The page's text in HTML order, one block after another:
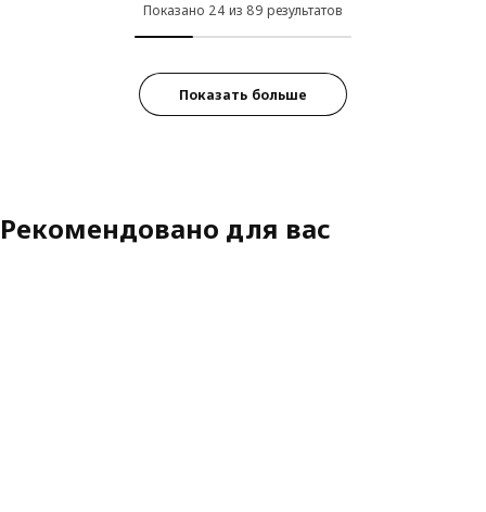
Показано 24 из 89 результатов
Показать больше
Рекомендовано для вас